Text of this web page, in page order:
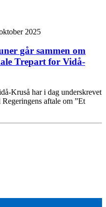
2025
går sammen om
Trepart for Vidå-
Kruså har i dag underskrevet
aftale om ”Et